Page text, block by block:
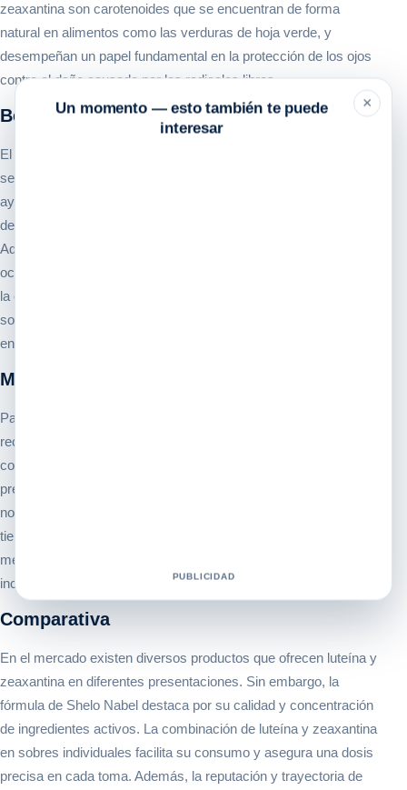
zeaxantina son carotenoides que se encuentran de forma
natural en alimentos como las verduras de hoja verde, y
desempeñan un papel fundamental en la protección de los ojos
contra el daño causado por los radicales libres.
Beneficios
El consumo regular de luteína y zeaxantina puede aportar una
serie de beneficios para la salud visual. Estos antioxidantes
ayudan a proteger la retina de la luz dañina, reducen el riesgo de
desarrollar degeneración macular y mejoran la agudeza visual.
Además, la luteína y la zeaxantina contribuyen a reducir la fatiga
ocular causada por el uso prolongado de dispositivos digitales o
la exposición a la luz artificial. Gracias a su formulación en
sobres individuales, este producto es fácil de llevar y consumir
en cualquier momento del día.
Modo de Uso
Para disfrutar de los beneficios de la luteína y zeaxantina, se
recomienda tomar un sobre al día. Se puede mezclar el
contenido del sobre con agua, jugo o cualquier otra bebida de tu
preferencia. Es importante ser constante en su consumo para
notar los efectos positivos en la salud ocular a largo plazo. Si
tienes alguna condición médica o estás tomando algún
medicamento, consulta con un profesional de la salud antes de
incorporar este suplemento a tu rutina diaria.
Comparativa
En el mercado existen diversos productos que ofrecen luteína y
zeaxantina en diferentes presentaciones. Sin embargo, la
fórmula de Shelo Nabel destaca por su calidad y concentración
de ingredientes activos. La combinación de luteína y zeaxantina
en sobres individuales facilita su consumo y asegura una dosis
precisa en cada toma. Además, la reputación y trayectoria de
×
Un momento — esto también te puede
interesar
PUBLICIDAD